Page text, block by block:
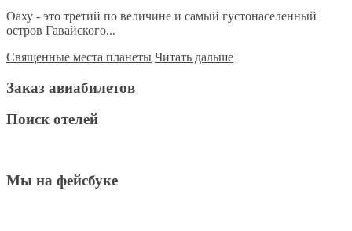
Оаху - это третий по величине и самый густонаселенный
остров Гавайского...
Священные места планеты Читать дальше
Заказ авиабилетов
Поиск отелей
Мы на фейсбуке